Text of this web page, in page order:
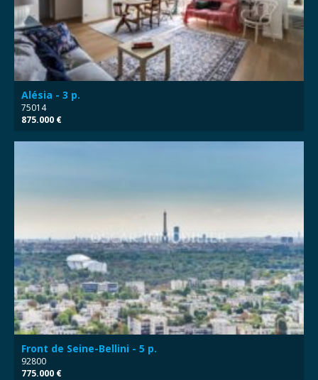
Alésia - 3 p.
75014
875.000 €
Front de Seine-Bellini - 5 p.
92800
775.000 €